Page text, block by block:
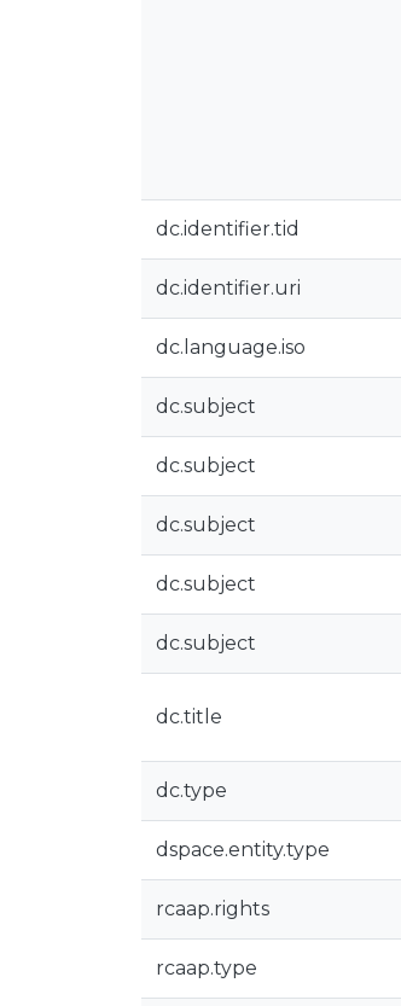
dc.identifier.tid
dc.identifier.uri
dc.language.iso
dc.subject
dc.subject
dc.subject
dc.subject
dc.subject
dc.title
dc.type
dspace.entity.type
rcaap.rights
rcaap.type